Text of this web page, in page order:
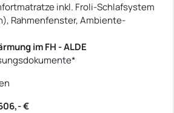
inkl. Froli-Schlafsystem
Rahmenfenster, Ambiente-
im FH - ALDE
€